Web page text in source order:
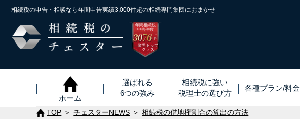
相続税の申告・相談なら年間申告実績3,000件超の相続専門集団におまかせ
年間相続税
申告件数
3076 ※
件
業界トップ
クラス
ホーム
選ばれる
6つの強み
相続税に強い
税理士の選び方
各種プラン/料金
TOP チェスターNEWS 相続税の借地権割合の算出の方法